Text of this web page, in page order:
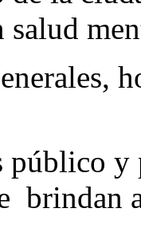
salud
brindan